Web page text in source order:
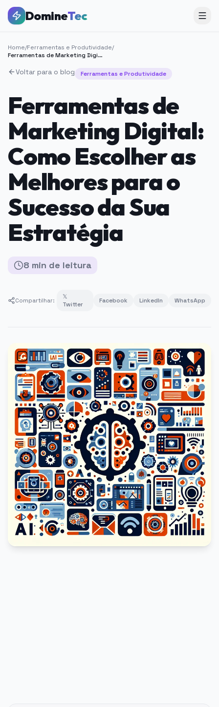
DomineTec
Home/Ferramentas e Produtividade/
Ferramentas de Marketing Digital: Como Escolher as Melhores para o Sucesso da Sua Estratégia
Voltar para o blog Ferramentas e Produtividade
Ferramentas de
Marketing Digital:
Como Escolher as
Melhores para o
Sucesso da Sua
Estratégia
8 min de leitura
Compartilhar:
𝕏
Twitter
Facebook LinkedIn WhatsApp